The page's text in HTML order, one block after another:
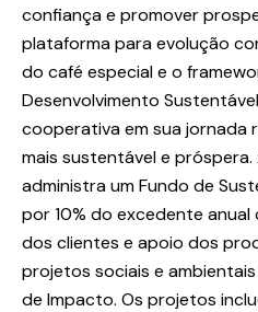
confiança e promover
plataforma para evolução
do café especial e o
Desenvolvimento
cooperativa em sua jornada
mais sustentável e
administra um Fundo de
por 10% do excedente
dos clientes e apoio dos
projetos sociais e
de Impacto. Os projetos